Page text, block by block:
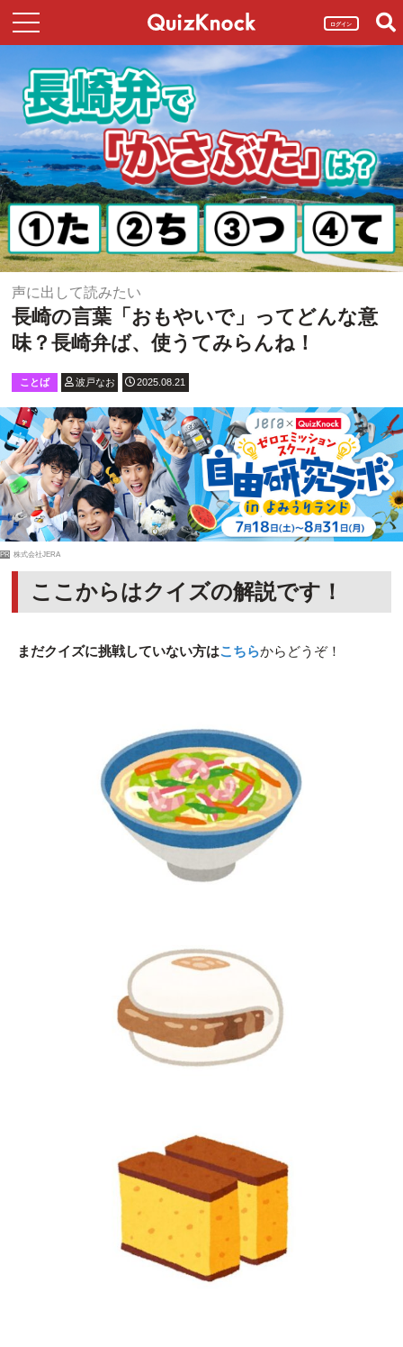
ログイン
声に出して読みたい
長崎の言葉「おもやいで」ってどんな意
味？長崎弁ば、使うてみらんね！
ことば 波戸なお 2025.08.21
PR 株式会社JERA
ここからはクイズの解説です！
まだクイズに挑戦していない方はこちらからどうぞ！